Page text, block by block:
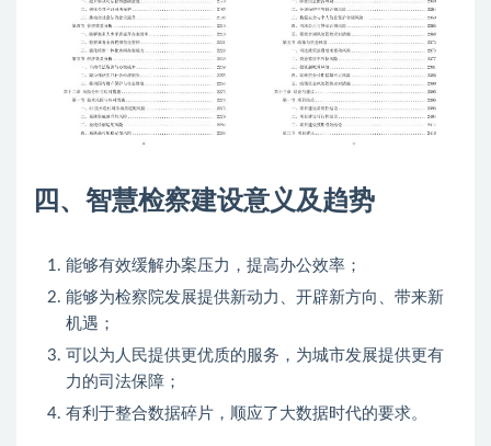
四、智慧检察建设意义及趋势
能够有效缓解办案压力，提高办公效率；
能够为检察院发展提供新动力、开辟新方向、带来新
机遇；
可以为人民提供更优质的服务，为城市发展提供更有
力的司法保障；
有利于整合数据碎片，顺应了大数据时代的要求。